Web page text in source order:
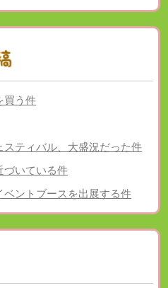
買う件
スティバル、大盛況だった件
づいている件
ントブースを出展する件